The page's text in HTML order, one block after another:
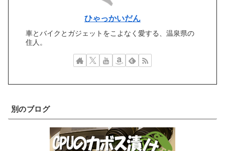
ひゃっかいだん
車とバイクとガジェットをこよなく愛する、温泉県の
住人。
別のブログ